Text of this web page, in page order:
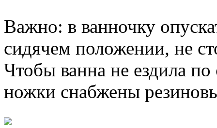
Важно: в ванночку
сидячем положении, не
Чтобы ванна не ездила
ножки снабжены